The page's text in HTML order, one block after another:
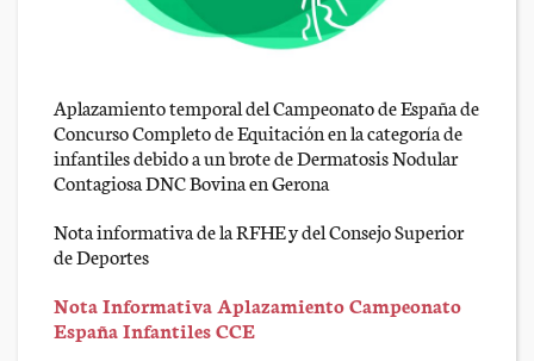
Aplazamiento temporal del Campeonato de España de
Concurso Completo de Equitación en la categoría de
infantiles debido a un brote de Dermatosis Nodular
Contagiosa DNC Bovina en Gerona
Nota informativa de la RFHE y del Consejo Superior
de Deportes
Nota Informativa Aplazamiento Campeonato
España Infantiles CCE